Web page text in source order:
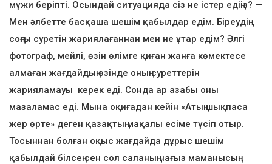
мүжи беріпті. Осындай ситуацияда сіз не істер едіңіз? —
Мен әлбетте басқаша шешім қабылдар едім. Біреудің
соңғы суретін жариялағаннан мен не ұтар едім? Әлгі
фотограф, мейлі, өзін өлімге қиған жанға көмектесе
алмаған жағдайдың өзінде оның суреттерін
жарияламауы керек еді. Сонда ар азабы оны
мазаламас еді. Мына оқиғадан кейін «Атың шықпаса
жер өрте» деген қазақтың мақалы есіме түсіп отыр.
Тосыннан болған оқыс жағдайда дұрыс шешім
қабылдай білсең сен сол саланың нағыз маманысың.